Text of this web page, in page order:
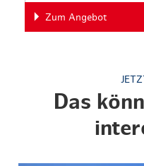
Zum Angebot
Das